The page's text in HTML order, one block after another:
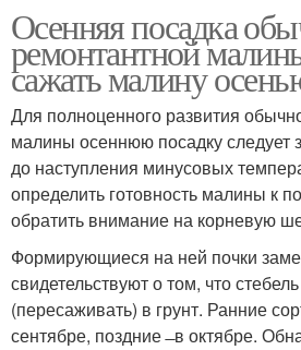
Осенняя посадка
ремонтантной
сажать малину
Для полноценного развития
малины осеннюю посадку следует
до наступления минусовых
определить готовность малины к
обратить внимание на корневую
Формирующиеся на ней почки
свидетельствуют о том, что
(пересаживать) в грунт. Ранние
сентябре, поздние ̶ в октябре.